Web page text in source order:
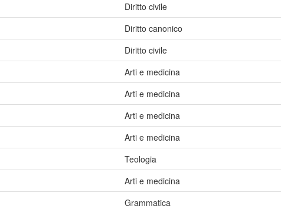
Diritto civile
Diritto canonico
Diritto civile
Arti e medicina
Arti e medicina
Arti e medicina
Arti e medicina
Teologia
Arti e medicina
Grammatica